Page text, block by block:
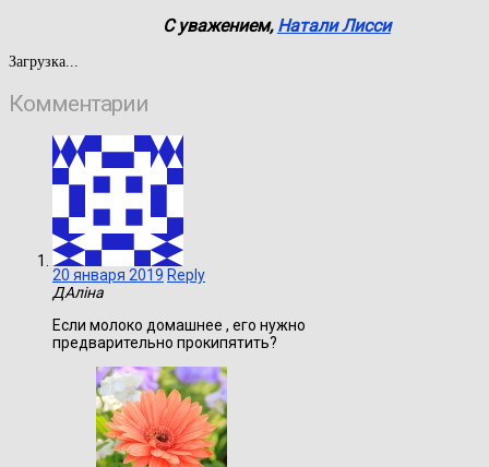
С уважением, Натали Лисси
Загрузка...
Комментарии
20 января 2019 Reply
ДАліна
Если молоко домашнее , его нужно
предварительно прокипятить?